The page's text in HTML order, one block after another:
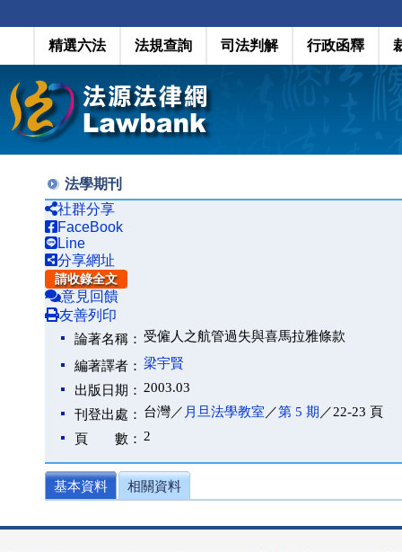
精選六法 法規查詢 司法判解 行政函釋
法學期刊
社群分享
FaceBook
Line
分享網址
請收錄全文
意見回饋
友善列印
論著名稱： 受僱人之航管過失與喜馬拉雅條款
編著譯者： 梁宇賢
出版日期： 2003.03
刊登出處： 台灣／ 月旦法學教室 ／第 5 期 ／22-23 頁
頁 數： 2
基本資料 相關資料